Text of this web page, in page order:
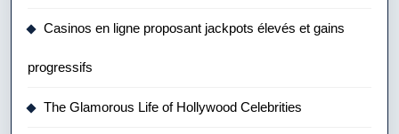
Casinos en ligne proposant jackpots élevés et gains
progressifs
The Glamorous Life of Hollywood Celebrities